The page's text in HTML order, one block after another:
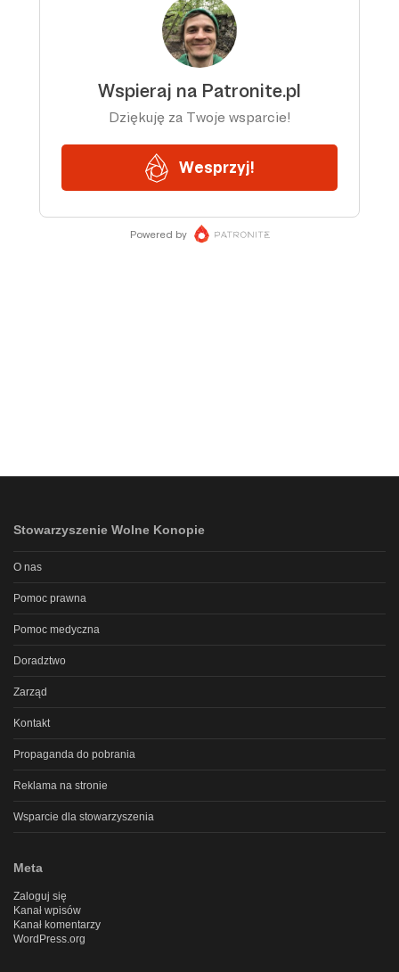
Stowarzyszenie Wolne Konopie
O nas
Pomoc prawna
Pomoc medyczna
Doradztwo
Zarząd
Kontakt
Propaganda do pobrania
Reklama na stronie
Wsparcie dla stowarzyszenia
Meta
Zaloguj się
Kanał wpisów
Kanał komentarzy
WordPress.org